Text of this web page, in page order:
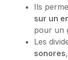
Ils
sur un
pour un
Les
sonores